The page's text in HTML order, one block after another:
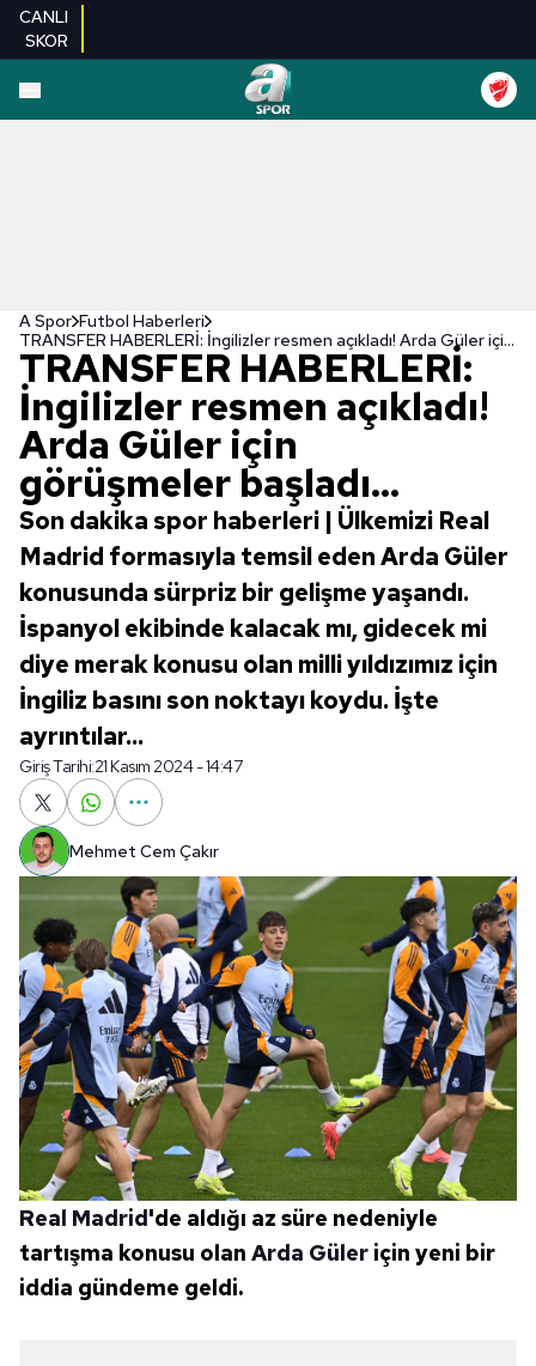
CANLI
SKOR
A Spor Futbol Haberleri
TRANSFER HABERLERİ: İngilizler resmen açıkladı! Arda Güler için görüşmeler başladı...
TRANSFER HABERLERİ:
İngilizler resmen açıkladı!
Arda Güler için
görüşmeler başladı...
Son dakika spor haberleri | Ülkemizi Real
Madrid formasıyla temsil eden Arda Güler
konusunda sürpriz bir gelişme yaşandı.
İspanyol ekibinde kalacak mı, gidecek mi
diye merak konusu olan milli yıldızımız için
İngiliz basını son noktayı koydu. İşte
ayrıntılar...
Giriş Tarihi:21 Kasım 2024 - 14:47
Mehmet Cem Çakır
Real Madrid'de aldığı az süre nedeniyle
tartışma konusu olan Arda Güler için yeni bir
iddia gündeme geldi.